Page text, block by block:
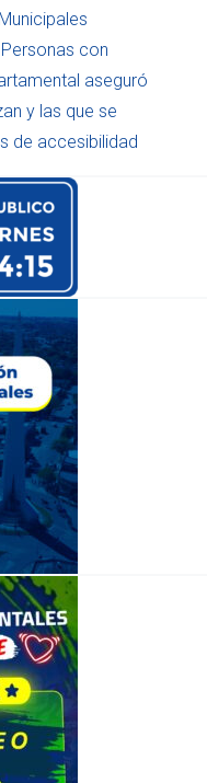
con
aseguró
y las que se
de accesibilidad